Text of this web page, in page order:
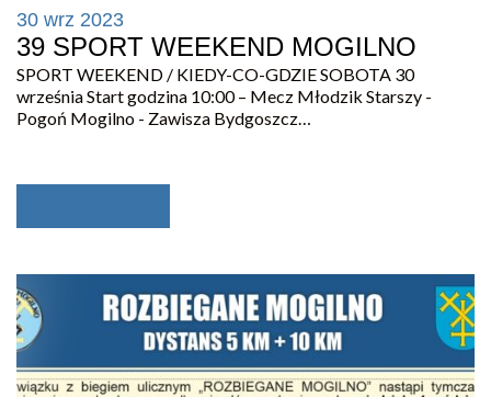
30 wrz 2023
39 SPORT WEEKEND MOGILNO
SPORT WEEKEND / KIEDY-CO-GDZIE SOBOTA 30
września Start godzina 10:00 – Mecz Młodzik Starszy -
Pogoń Mogilno - Zawisza Bydgoszcz…